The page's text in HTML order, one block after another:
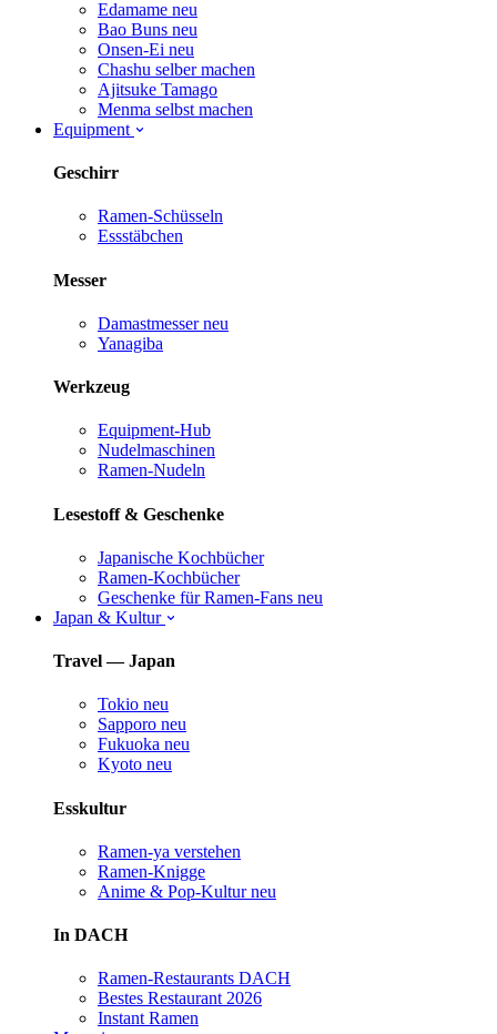
Edamame neu
Bao Buns neu
Onsen-Ei neu
Chashu selber machen
Ajitsuke Tamago
Menma selbst machen
Equipment
Geschirr
Ramen-Schüsseln
Essstäbchen
Messer
Damastmesser neu
Yanagiba
Werkzeug
Equipment-Hub
Nudelmaschinen
Ramen-Nudeln
Lesestoff & Geschenke
Japanische Kochbücher
Ramen-Kochbücher
Geschenke für Ramen-Fans neu
Japan & Kultur
Travel — Japan
Tokio neu
Sapporo neu
Fukuoka neu
Kyoto neu
Esskultur
Ramen-ya verstehen
Ramen-Knigge
Anime & Pop-Kultur neu
In DACH
Ramen-Restaurants DACH
Bestes Restaurant 2026
Instant Ramen